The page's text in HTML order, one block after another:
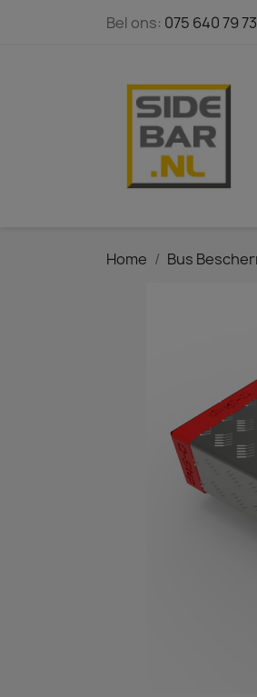
Bel ons: 075 640 79 73
Home Bus